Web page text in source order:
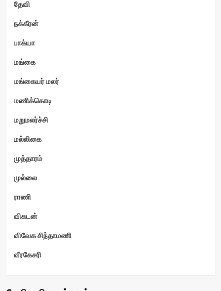
தேவி
நக்கீரன்
பாக்யா
மங்கை
மங்கையர் மலர்
மணிக்கொடி
மறுமலர்ச்சி
மல்லிகை
முத்தாரம்
முல்லை
ராணி
விகடன்
விவேக சிந்தாமணி
வீரகேசரி